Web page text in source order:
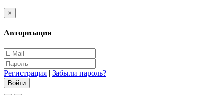
×
Авторизация
Регистрация | Забыли пароль?